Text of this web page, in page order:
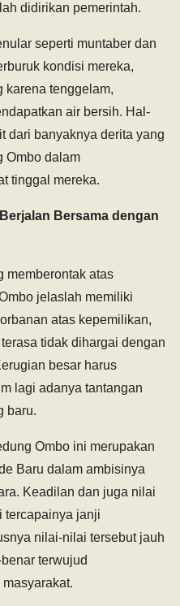
didirikan pemerintah.
seperti muntaber dan
kondisi mereka,
karena tenggelam,
air bersih. Hal-
dari banyaknya derita yang
Ombo dalam
tinggal mereka.
Bersama dengan
memberontak atas
jelaslah memiliki
atas kepemilikan,
tidak dihargai dengan
besar harus
lagi adanya tantangan
baru.
Ombo ini merupakan
Baru dalam ambisinya
Keadilan dan juga nilai
tercapainya janji
nilai-nilai tersebut jauh
terwujud